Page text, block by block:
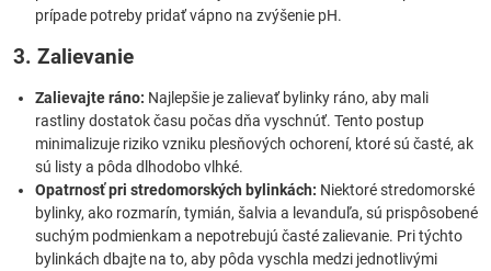
prípade potreby pridať vápno na zvýšenie pH.
3. Zalievanie
Zalievajte ráno: Najlepšie je zalievať bylinky ráno, aby mali
rastliny dostatok času počas dňa vyschnúť. Tento postup
minimalizuje riziko vzniku plesňových ochorení, ktoré sú časté, ak
sú listy a pôda dlhodobo vlhké.
Opatrnosť pri stredomorských bylinkách: Niektoré stredomorské
bylinky, ako rozmarín, tymián, šalvia a levanduľa, sú prispôsobené
suchým podmienkam a nepotrebujú časté zalievanie. Pri týchto
bylinkách dbajte na to, aby pôda vyschla medzi jednotlivými